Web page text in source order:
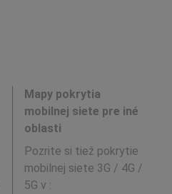
Mapy pokrytia
mobilnej siete pre iné
oblasti
Pozrite si tiež pokrytie
mobilnej siete 3G / 4G /
5G v :